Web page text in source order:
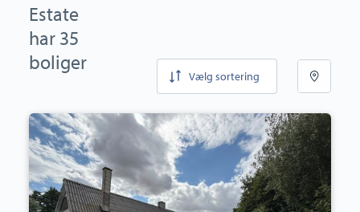
Estate
har 35
boliger
Vælg sortering
Villa:
Mosevej
15,
Freltofte,
5792
Årslev